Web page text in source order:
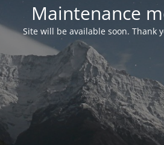
Maintenance
Site will be available soon. Thank